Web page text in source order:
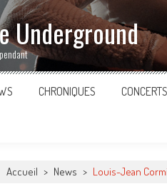
Underground
CHRONIQUES CONCERTS
Accueil > News > Louis-Jean